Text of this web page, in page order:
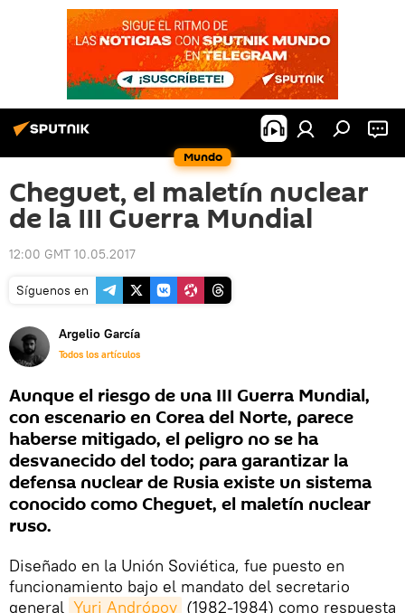
Mundo
Cheguet, el maletín nuclear
de la III Guerra Mundial
12:00 GMT 10.05.2017
Síguenos en
Argelio García
Todos los artículos
Aunque el riesgo de una III Guerra Mundial,
con escenario en Corea del Norte, parece
haberse mitigado, el peligro no se ha
desvanecido del todo; para garantizar la
defensa nuclear de Rusia existe un sistema
conocido como Cheguet, el maletín nuclear
ruso.
Diseñado en la Unión Soviética, fue puesto en
funcionamiento bajo el mandato del secretario
general Yuri Andrópov (1982-1984) como respuesta